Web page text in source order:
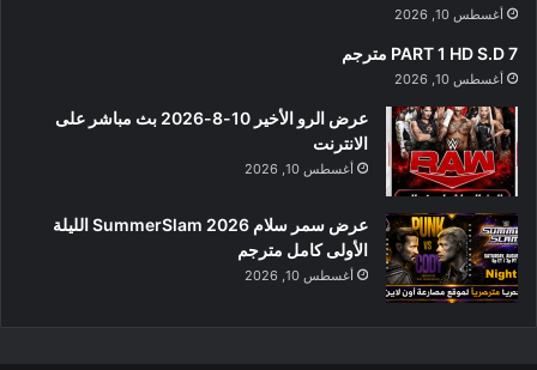
أغسطس 10, 2026
PART 1 HD S.D 7 مترجم
أغسطس 10, 2026
عرض الرو الأخير 10-8-2026 بث مباشر على
الانترنت
أغسطس 10, 2026
عرض سمر سلام SummerSlam 2026 الليلة
الأولى كامل مترجم
أغسطس 10, 2026